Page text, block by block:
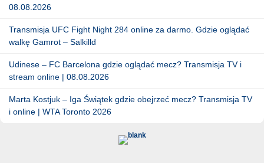
08.08.2026
Transmisja UFC Fight Night 284 online za darmo. Gdzie oglądać
walkę Gamrot – Salkilld
Udinese – FC Barcelona gdzie oglądać mecz? Transmisja TV i
stream online | 08.08.2026
Marta Kostjuk – Iga Świątek gdzie obejrzeć mecz? Transmisja TV
i online | WTA Toronto 2026